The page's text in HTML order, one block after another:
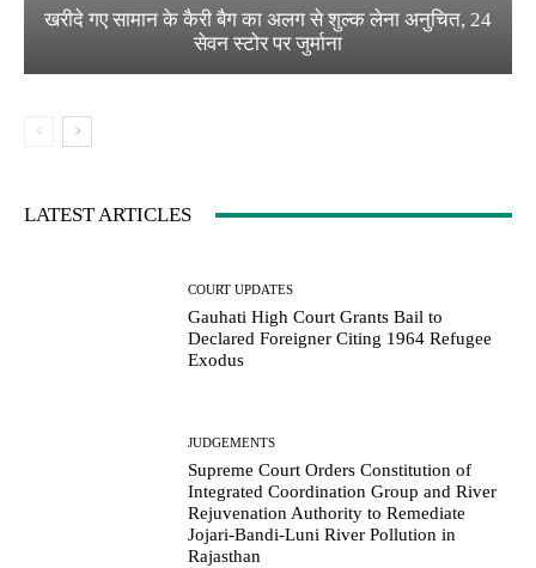
खरीदे गए सामान के कैरी बैग का अलग से शुल्क लेना अनुचित, 24
सेवन स्टोर पर जुर्माना
LATEST ARTICLES
COURT UPDATES
Gauhati High Court Grants Bail to
Declared Foreigner Citing 1964 Refugee
Exodus
JUDGEMENTS
Supreme Court Orders Constitution of
Integrated Coordination Group and River
Rejuvenation Authority to Remediate
Jojari-Bandi-Luni River Pollution in
Rajasthan